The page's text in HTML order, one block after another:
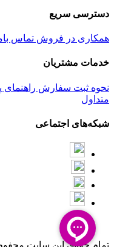
دسترسی سریع
همکاری در فروش تماس
خدمات مشتریان
نحوه ثبت سفارش راهنمای
متداول
شبکه‌های اجتماعی
تمام حقوق این سایت